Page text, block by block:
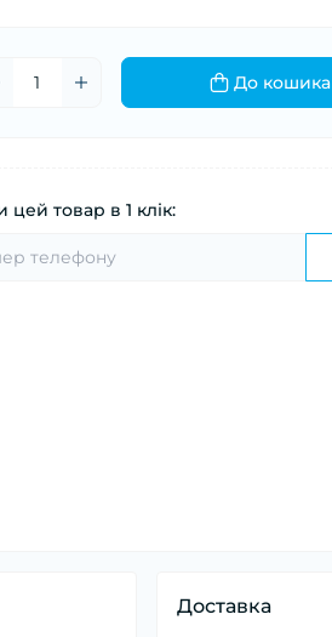
До кошика
цей товар в 1 клік:
Доставка